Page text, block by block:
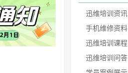
迅维培训资讯
手机维修资料
迅维培训课程
迅维培训问答